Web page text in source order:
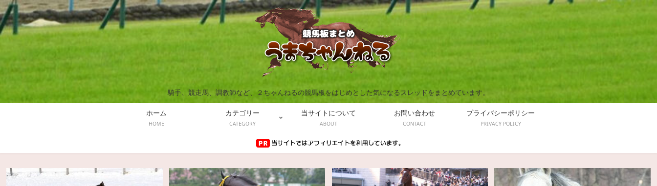
騎手、競走馬、調教師など、２ちゃんねるの競馬板をはじめとした気になるスレッドをまとめています。
ホーム
HOME
カテゴリー
CATEGORY
当サイトについて
ABOUT
お問い合わせ
CONTACT
プライバシーポリシー
PRIVACY POLICY